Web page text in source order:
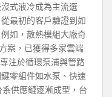
式液冷成為主流選
最初的客戶驗證到如
如，散熱模組大廠奇
案，已獲得多家雲端
注於循環泵浦與管路
零組件如水泵、快速
供應鏈逐漸成型，台